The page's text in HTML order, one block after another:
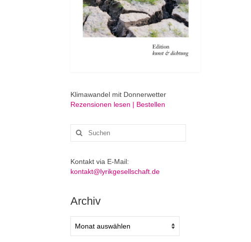
Klimawandel mit Donnerwetter
Rezensionen lesen | Bestellen
Suchen
nach:
Kontakt via E-Mail:
kontakt@lyrikgesellschaft.de
Archiv